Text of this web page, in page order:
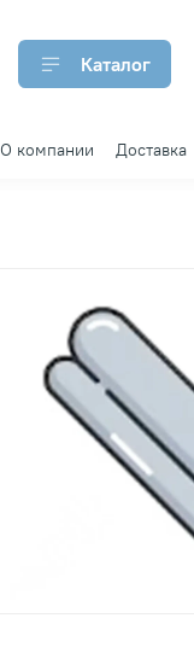
Каталог
О компании Доставка